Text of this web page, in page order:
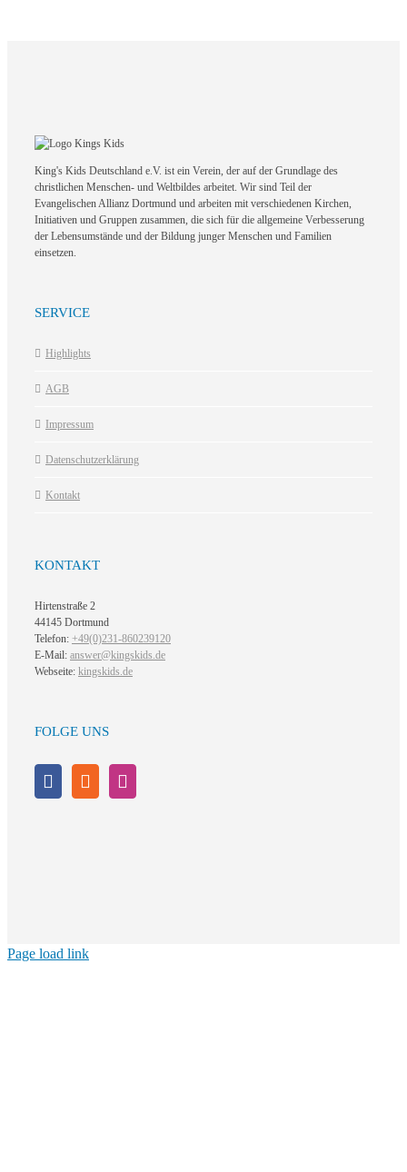
King's Kids Deutschland e.V. ist ein Verein, der auf der Grundlage des
christlichen Menschen- und Weltbildes arbeitet. Wir sind Teil der
Evangelischen Allianz Dortmund und arbeiten mit verschiedenen Kirchen,
Initiativen und Gruppen zusammen, die sich für die allgemeine Verbesserung
der Lebensumstände und der Bildung junger Menschen und Familien
einsetzen.
SERVICE
Highlights
AGB
Impressum
Datenschutzerklärung
Kontakt
KONTAKT
Hirtenstraße 2
44145 Dortmund
Telefon: +49(0)231-860239120
E-Mail: answer@kingskids.de
Webseite: kingskids.de
FOLGE UNS
Page load link